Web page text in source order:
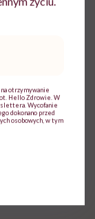
dziennikarka i
o zdrowiu
na otrzymywanie
Hello Zdrowie. W
Wycofanie
dokonano przed
osobowych, w tym